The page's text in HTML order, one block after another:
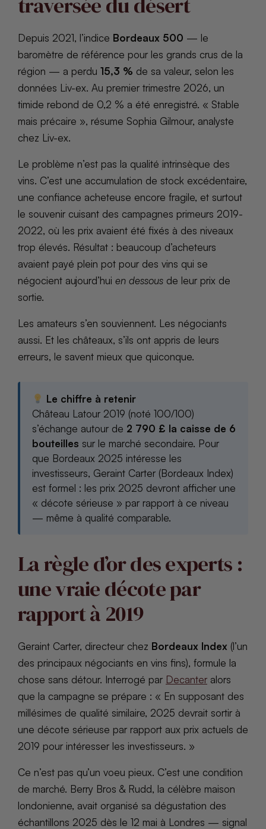
Depuis 2021, l’indice Bordeaux 500 — le
baromètre de référence pour les grands crus de la
région — a perdu 15,3 % de sa valeur, selon les
données Liv-ex. Au premier trimestre 2026, un
timide rebond de 0,2 % a été enregistré. « Stable
mais précaire », résume Sophia Gilmour, analyste
chez Liv-ex.
Le problème n’est pas la qualité intrinsèque des
vins. C’est une accumulation de stock excédentaire,
une confiance acheteuse encore fragile, et surtout
le souvenir cuisant des campagnes primeurs 2019-
2022, où les prix avaient été fixés à des niveaux
trop élevés. Résultat : beaucoup d’acheteurs
avaient payé plein pot pour des vins qui se
négocient aujourd’hui en dessous de leur prix de
sortie.
Les amateurs s’en souviennent. Les négociants
aussi. Et les châteaux, s’ils ont appris de leurs
erreurs, le savent mieux que quiconque.
Le chiffre à retenir
Château Latour 2019 (noté 100/100)
s’échange autour de 2 790 £ la caisse de 6
bouteilles sur le marché secondaire. Pour
que Bordeaux 2025 intéresse les
investisseurs, Geraint Carter (Bordeaux Index)
est formel : les prix 2025 devront afficher une
« décote sérieuse » par rapport à ce niveau
— même à qualité comparable.
La règle d’or des experts :
une vraie décote par
rapport à 2019
Geraint Carter, directeur chez Bordeaux Index (l’un
des principaux négociants en vins fins), formule la
chose sans détour. Interrogé par Decanter alors
que la campagne se prépare : « En supposant des
millésimes de qualité similaire, 2025 devrait sortir à
une décote sérieuse par rapport aux prix actuels de
2019 pour intéresser les investisseurs. »
Ce n’est pas qu’un voeu pieux. C’est une condition
de marché. Berry Bros & Rudd, la célèbre maison
londonienne, avait organisé sa dégustation des
échantillons 2025 dès le 12 mai à Londres — signal